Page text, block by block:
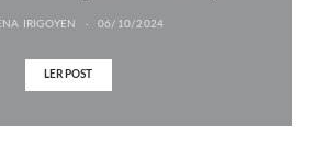
IRIGOYEN 06/10/2024
LER POST